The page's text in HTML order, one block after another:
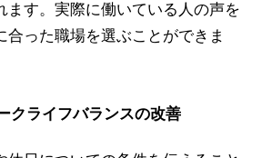
ます。実際に働いている人の声を
合った職場を選ぶことができま
クライフバランスの改善